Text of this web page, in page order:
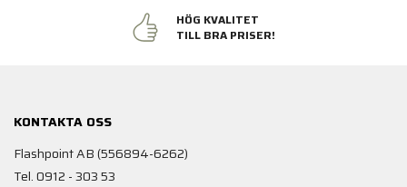
HÖG KVALITET
TILL BRA PRISER!
KONTAKTA OSS
Flashpoint AB (556894-6262)
Tel. 0912 - 303 53